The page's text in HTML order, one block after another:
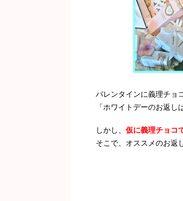
バレンタインに義理チョ
「ホワイトデーのお返し
しかし、 仮に義理チョコ
そこで、オススメのお返